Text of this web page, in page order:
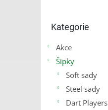
kategorie
Kategorie
Akce
Šipky
Soft sady
Steel sady
Dart Players